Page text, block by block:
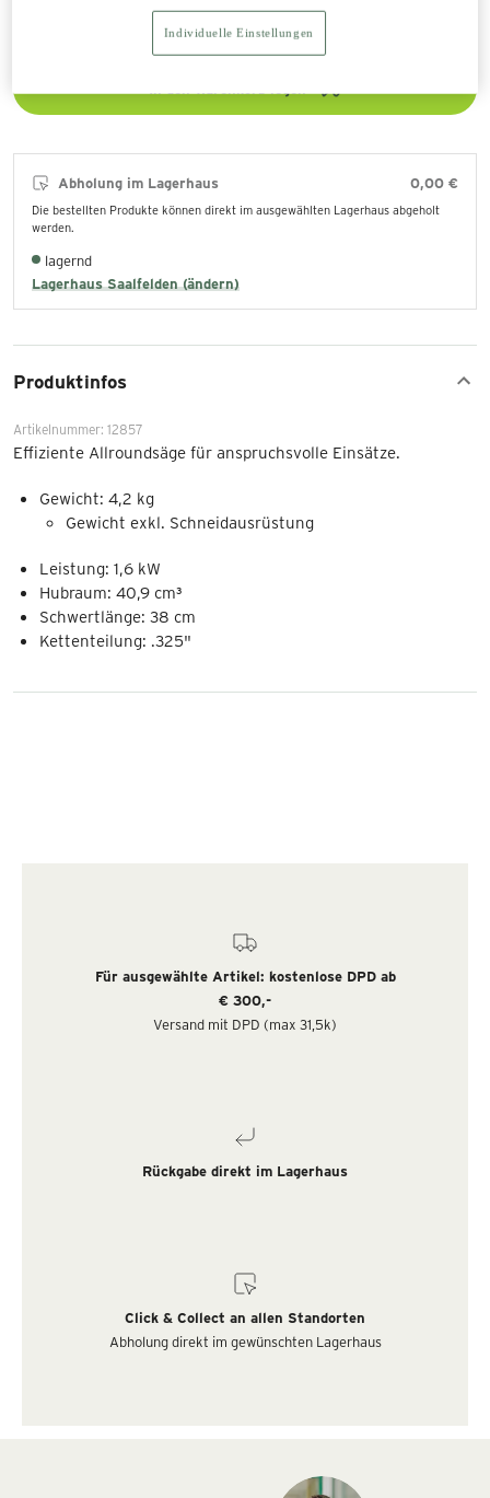
Abholung im Lagerhaus 0,00 €
Die bestellten Produkte können direkt im ausgewählten Lagerhaus abgeholt
werden.
lagernd
Lagerhaus Saalfelden (ändern)
Produktinfos
Artikelnummer: 12857
Effiziente Allroundsäge für anspruchsvolle Einsätze.
Gewicht: 4,2 kg
Gewicht exkl. Schneidausrüstung
Leistung: 1,6 kW
Hubraum: 40,9 cm³
Schwertlänge: 38 cm
Kettenteilung: .325"
Für ausgewählte Artikel: kostenlose DPD ab
€ 300,-
Versand mit DPD (max 31,5k)
Rückgabe direkt im Lagerhaus
Click & Collect an allen Standorten
Abholung direkt im gewünschten Lagerhaus
Individuelle Einstellungen